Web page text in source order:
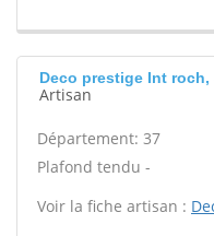
Deco prestige Int roch,
Artisan
Département: 37
Plafond tendu -
Voir la fiche artisan :